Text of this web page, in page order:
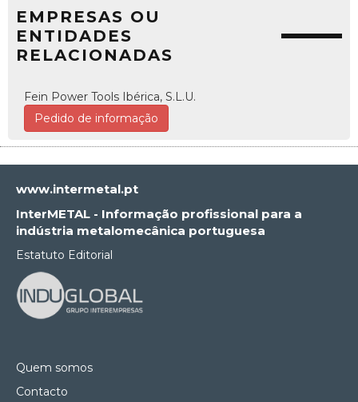
EMPRESAS OU
ENTIDADES
RELACIONADAS
Fein Power Tools Ibérica, S.L.U.
Pedido de informação
www.intermetal.pt
InterMETAL - Informação profissional para a
indústria metalomecânica portuguesa
Estatuto Editorial
Quem somos
Contacto